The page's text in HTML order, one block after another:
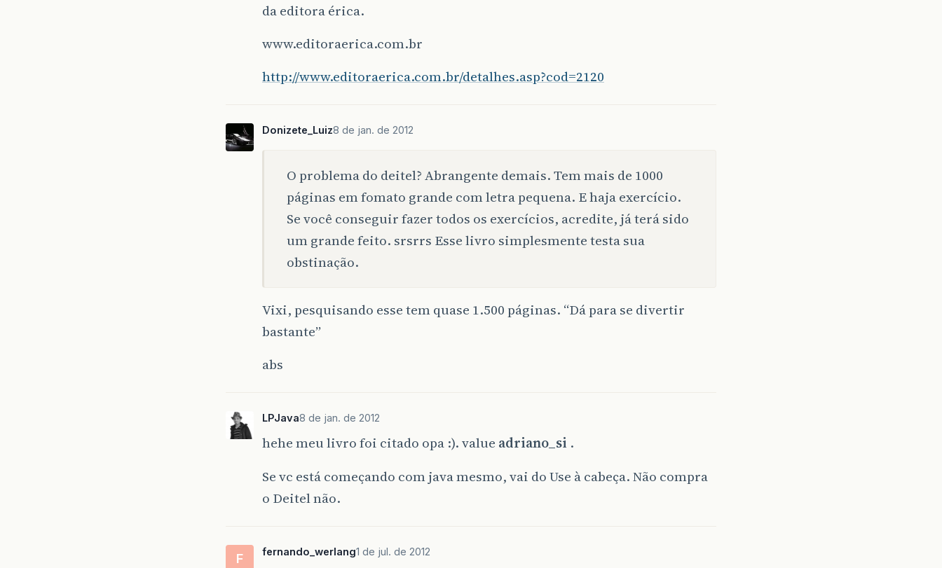
da editora érica.
www.editoraerica.com.br
http://www.editoraerica.com.br/detalhes.asp?cod=2120
Donizete_Luiz8 de jan. de 2012
O problema do deitel? Abrangente demais. Tem mais de 1000
páginas em fomato grande com letra pequena. E haja exercício.
Se você conseguir fazer todos os exercícios, acredite, já terá sido
um grande feito. srsrrs Esse livro simplesmente testa sua
obstinação.
Vixi, pesquisando esse tem quase 1.500 páginas. “Dá para se divertir
bastante”
abs
LPJava8 de jan. de 2012
hehe meu livro foi citado opa :). value adriano_si .
Se vc está começando com java mesmo, vai do Use à cabeça. Não compra
o Deitel não.
F fernando_werlang1 de jul. de 2012